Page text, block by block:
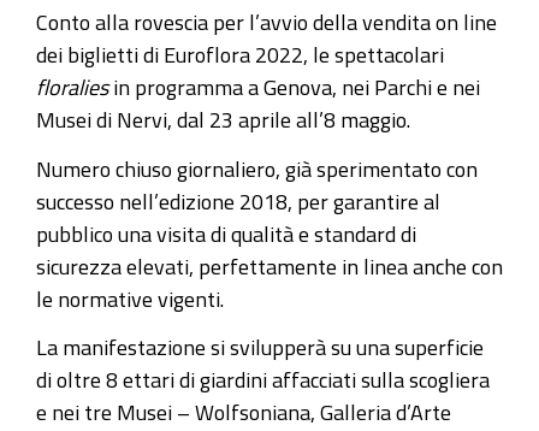
Conto alla rovescia per l’avvio della vendita on line
dei biglietti di Euroflora 2022, le spettacolari
floraliesin programma a Genova, nei Parchi e nei
Musei di Nervi, dal 23 aprile all’8 maggio.
Numero chiuso giornaliero, già sperimentato con
successo nell’edizione 2018, per garantire al
pubblico una visita di qualità e standard di
sicurezza elevati, perfettamente in linea anche con
le normative vigenti.
La manifestazione si svilupperà su una superficie
di oltre 8 ettari di giardini affacciati sulla scogliera
e nei tre Musei – Wolfsoniana, Galleria d’Arte